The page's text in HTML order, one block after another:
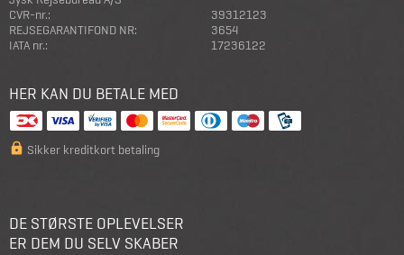
CVR-nr.:
39312123
REJSEGARANTIFOND NR:
3654
IATA nr.:
17236122
HER KAN DU BETALE MED
Sikker kreditkort betaling
DE STØRSTE OPLEVELSER
ER DEM DU SELV SKABER